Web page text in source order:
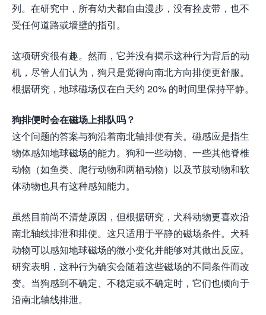
列。在研究中，所有幼犬都自由漫步，没有拴皮带，也不
受任何道路或墙壁的指引。
这项研究很有趣。然而，它并没有揭示这种行为背后的动
机，尽管人们认为，狗只是觉得向南北方向排便更舒服。
根据研究，地球磁场仅在白天约 20% 的时间里保持平静。
狗排便时会在磁场上排队吗？
这个问题的答案与狗沿着南北轴排便有关。磁感应是指生
物体感知地球磁场的能力。狗和一些动物、一些其他脊椎
动物（如鱼类、爬行动物和两栖动物）以及节肢动物和软
体动物也具有这种感知能力。
虽然目前尚不清楚原因，但根据研究，犬科动物更喜欢沿
南北轴线排泄和排便。这只适用于平静的磁场条件。犬科
动物可以感知地球磁场的微小变化并能够对其做出反应。
研究表明，这种行为确实会随着这些磁场的不同条件而改
变。当狗感到不确定、不稳定或不确定时，它们也倾向于
沿南北轴线排泄。